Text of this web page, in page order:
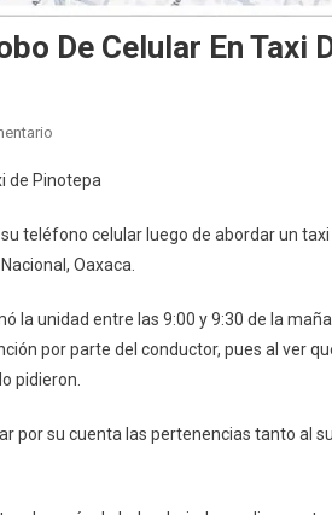
De Celular En Taxi
Presunto
De
Celular
Taxi
De
Pinotepa
de Pinotepa
teléfono celular luego de abordar un
Oaxaca.
la unidad entre las 9:00 y 9:30 de la
por parte del conductor, pues al ver
pidieron.
por su cuenta las pertenencias tanto al